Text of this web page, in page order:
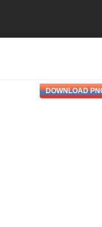
DOWNLOAD